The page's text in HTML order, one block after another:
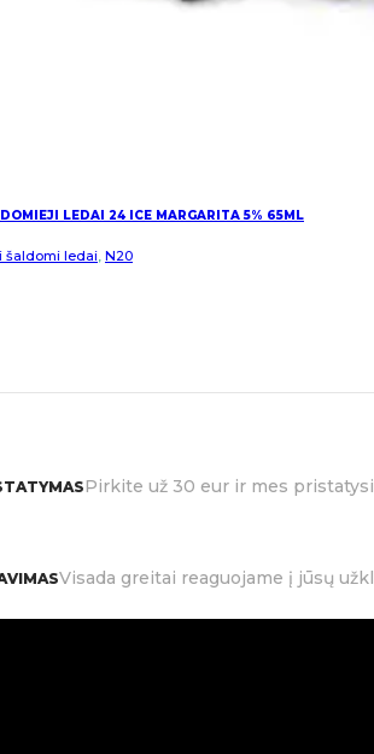
LEDAI 24 ICE MARGARITA 5% 65ML
šaldomi ledai, N20
Pirkite už 30 eur ir mes
Visada greitai reaguojame į jūsų